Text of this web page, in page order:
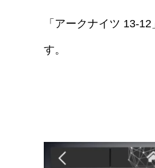
「アークナイツ 13-
す。